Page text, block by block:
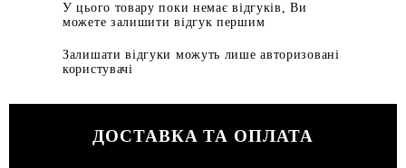
У цього товару поки немає відгуків, Ви
можете залишити відгук першим
Залишати відгуки можуть лише авторизовані
користувачі
ДОСТАВКА ТА ОПЛАТА